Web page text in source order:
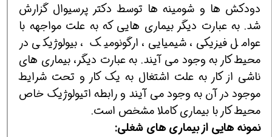
دودکش ها و شومینه ها توسط دکتر پرسیوال گزارش
شد. به عبارت دیگر بیماری هایی که به علت مواجهه با
عوامل فیزیکی، شیمیایی، ارگونومیک ، بیولوژیکی در
محیط کار به وجود می آیند. به عبارت دیگر، بیماری های
ناشی از کار به علت اشتغال به یک کار و تحت شرایط
موجود در آن به وجود می آیند و رابطه اتیولوژیک خاص
محیط کار با بیماری کاملا مشخص است.
نمونه هایی از بیماری های شغلی: